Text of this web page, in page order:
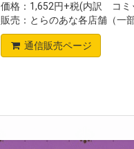
価格：1,652円+税(内訳 コミ
販売：とらのあな各店舗（一
通信販売ページ